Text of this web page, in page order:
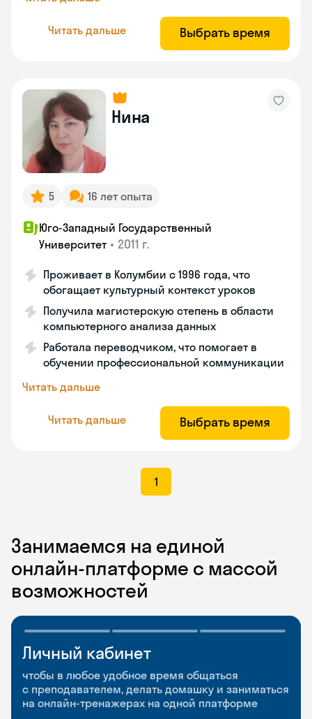
Читать дальше Выбрать время
Нина
5 16 лет опыта
Юго-Западный Государственный
Университет • 2011 г.
Проживает в Колумбии с 1996 года, что
обогащает культурный контекст уроков
Получила магистерскую степень в области
компьютерного анализа данных
Работала переводчиком, что помогает в
обучении профессиональной коммуникации
Читать дальше
Читать дальше Выбрать время
1
Занимаемся на единой
онлайн-платформе с массой
возможностей
Личный кабинет
чтобы в любое удобное время общаться
с преподавателем, делать домашку и заниматься
на онлайн-тренажерах на одной платформе
Мобильное
приложение
чтобы заниматься и изучать новые слова где
и когда удобно
Разговорные клубы
и Talks
Групповые занятия для разговорной практики
и индивидуальные встречи с преподавателями